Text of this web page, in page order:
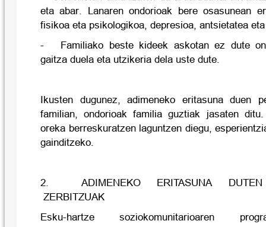
eta abar. Lanaren ondorioak bere osasunean
fisikoa eta psikologikoa, depresioa, antsietatea
- Familiako beste kideek askotan ez dute
gaitza duela eta utzikeria dela uste dute.
Ikusten dugunez, adimeneko eritasuna duen
familian, ondorioak familia guztiak jasaten
oreka berreskuratzen laguntzen diegu,
gainditzeko.
2. ADIMENEKO ERITASUNA DUTEN
ZERBITZUAK
Esku-hartze soziokomunitarioaren